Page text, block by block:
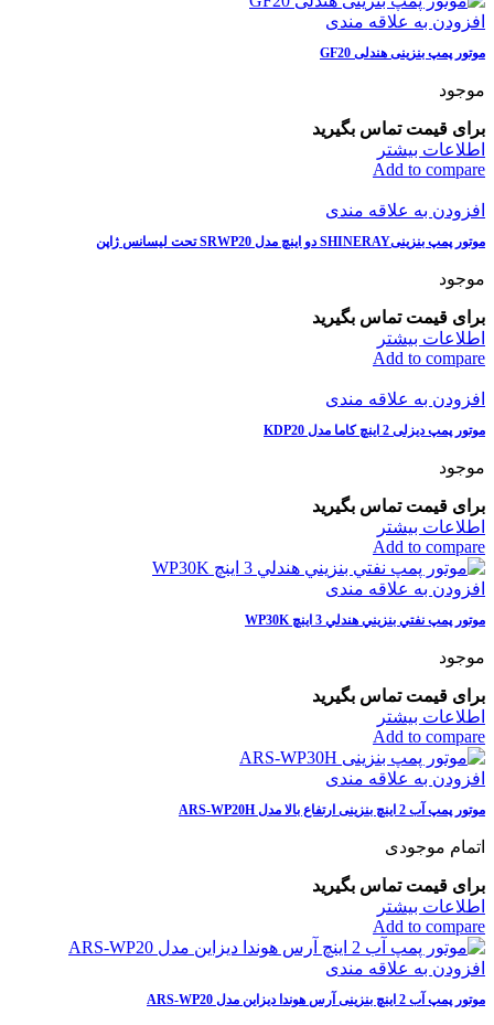
افزودن به علاقه مندی
موتور پمپ بنزینی هندلی GF20
موجود
برای قیمت تماس بگیرید
اطلاعات بیشتر
Add to compare
افزودن به علاقه مندی
موتور پمپ بنزینیSHINERAY دو اینچ مدل SRWP20 تحت لیسانس ژاپن
موجود
برای قیمت تماس بگیرید
اطلاعات بیشتر
Add to compare
افزودن به علاقه مندی
موتور پمپ ديزلی 2 اينچ کاما مدل KDP20
موجود
برای قیمت تماس بگیرید
اطلاعات بیشتر
Add to compare
افزودن به علاقه مندی
موتور پمپ نفتي بنزيني هندلي 3 اينچ WP30K
موجود
برای قیمت تماس بگیرید
اطلاعات بیشتر
Add to compare
افزودن به علاقه مندی
موتور پمپ آب 2 اينچ بنزینی ارتفاع بالا مدل ARS-WP20H
اتمام موجودی
برای قیمت تماس بگیرید
اطلاعات بیشتر
Add to compare
افزودن به علاقه مندی
موتور پمپ آب 2 اينچ بنزینی آرس هوندا ديزاين مدل ARS-WP20